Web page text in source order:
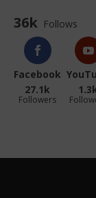
36k Follows
Facebook
27.1k
Followers